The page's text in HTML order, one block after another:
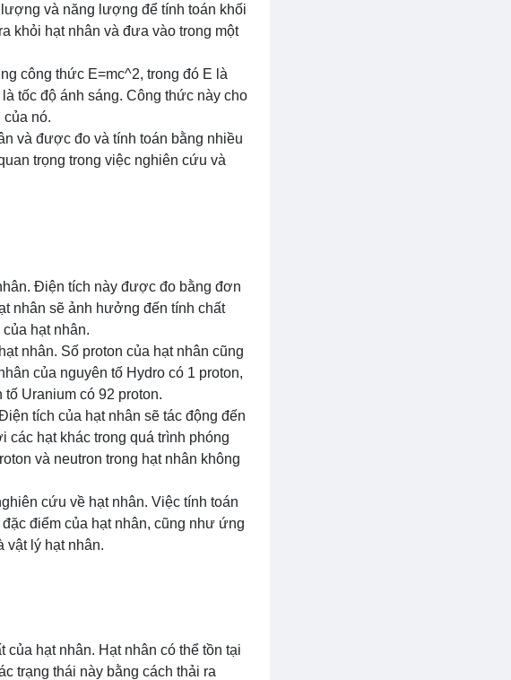
và năng lượng để tính toán khối
khỏi hạt nhân và đưa vào trong một
công thức E=mc^2, trong đó E là
tốc độ ánh sáng. Công thức này cho
nó.
và được đo và tính toán bằng nhiều
trọng trong việc nghiên cứu và
Điện tích này được đo bằng đơn
nhân sẽ ảnh hưởng đến tính chất
hạt nhân.
nhân. Số proton của hạt nhân cũng
của nguyên tố Hydro có 1 proton,
Uranium có 92 proton.
tích của hạt nhân sẽ tác động đến
hạt khác trong quá trình phóng
và neutron trong hạt nhân không
cứu về hạt nhân. Việc tính toán
điểm của hạt nhân, cũng như ứng
vật lý hạt nhân.
hạt nhân. Hạt nhân có thể tồn tại
trạng thái này bằng cách thải ra